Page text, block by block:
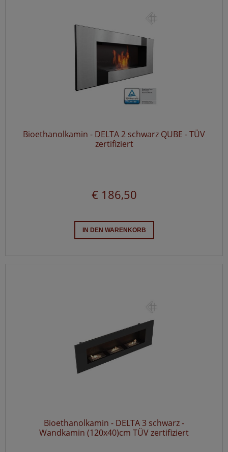
Bioethanolkamin - DELTA 2 schwarz QUBE - TÜV
zertifiziert
€ 186,50
IN DEN WARENKORB
Bioethanolkamin - DELTA 3 schwarz -
Wandkamin (120x40)cm TÜV zertifiziert